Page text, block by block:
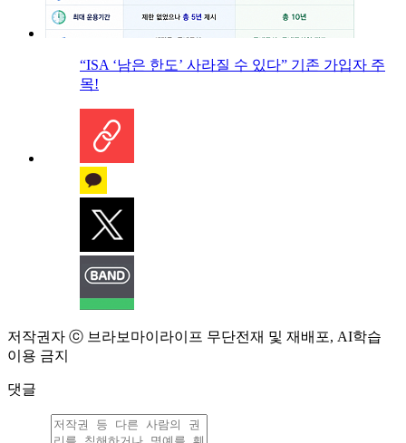
“ISA ‘남은 한도’ 사라질 수 있다” 기존 가입자 주
목!
저작권자 ⓒ 브라보마이라이프 무단전재 및 재배포, AI학습
이용 금지
댓글